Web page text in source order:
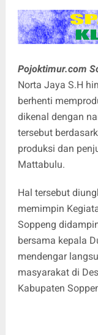
Pojoktimur.com
Norta Jaya S.H
berhenti
dikenal dengan
tersebut
produksi dan
Mattabulu.
Hal tersebut
memimpin
Soppeng
bersama kepala
mendengar
masyarakat di
Kabupaten